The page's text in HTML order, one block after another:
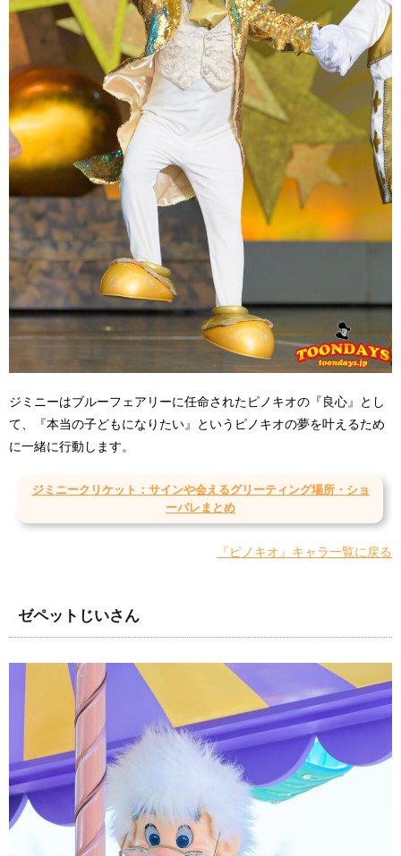
ジミニーはブルーフェアリーに任命されたピノキオの『良心』とし
て、『本当の子どもになりたい』というピノキオの夢を叶えるため
に一緒に行動します。
ジミニークリケット：サインや会えるグリーティング場所・ショ
ーパレまとめ
『ピノキオ』キャラ一覧に戻る
ゼペットじいさん